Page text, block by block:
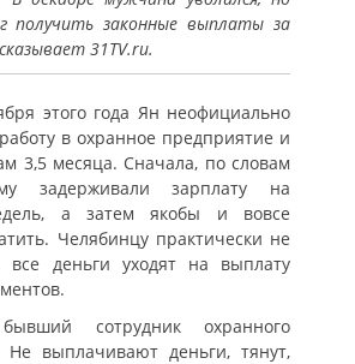
получить законные выплаты за
31TV.ru.
этого года Ян неофициально
в охранное предприятие и
3,5 месяца. Сначала, по словам
задерживали зарплату на
а затем якобы и вовсе
Челябинцу практически не
деньги уходят на выплату
сотрудник охранного
Не выплачивают деньги, тянут,